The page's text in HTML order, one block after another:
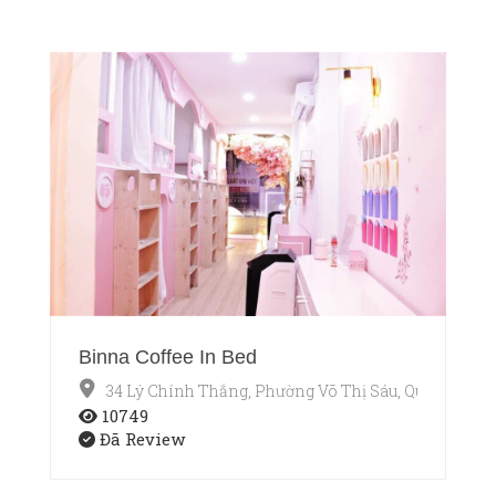
Binna Coffee In Bed
34 Lý Chính Thắng, Phường Võ Thị Sáu, Quận 3, Hồ
10749
Đã Review